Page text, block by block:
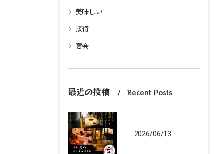
美味しい
接待
宴会
最近の投稿 Recent Posts
2026/06/13